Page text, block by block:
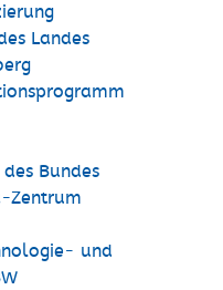
Landes
Bundes
Zentrum
und